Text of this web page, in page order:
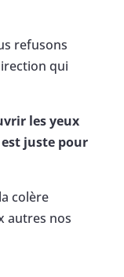
refusons
qui
les yeux
juste pour
colère
autres nos